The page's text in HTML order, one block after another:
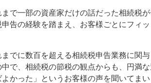
まで一部の資産家だけの話だった相続税
申告の経験を踏まえ、お客様ごとにフィ
までに数百を超える相続税申告業務に関与
中で、相続税の節税の観点からも、円満
よかった」というお客様の声を聞いてまい